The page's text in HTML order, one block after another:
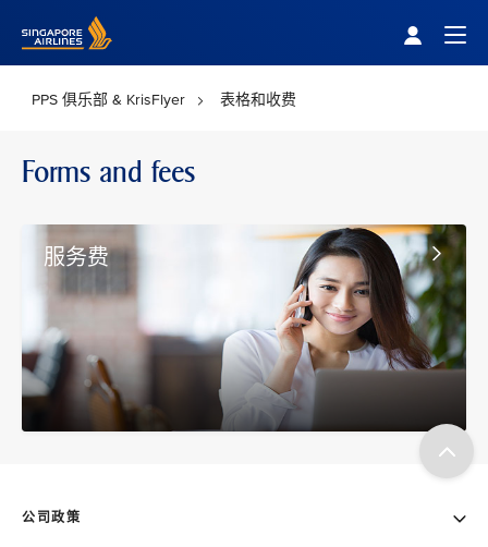
PPS 俱乐部 & KrisFlyer 表格和收费
Forms and fees
服务费